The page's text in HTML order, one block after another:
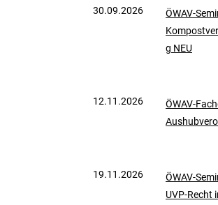
30.09.2026
ÖWAV-
g NEU
12.11.2026
ÖWAV-
19.11.2026
ÖWAV-
UVP-Recht